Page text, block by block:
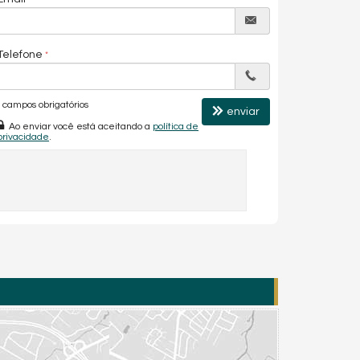
campos obrigatórios
Ao enviar você está aceitando a política de
enviar